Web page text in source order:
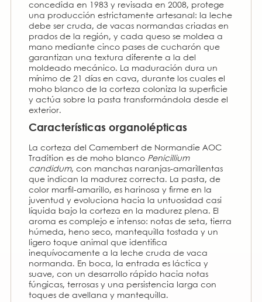
concedida en 1983 y revisada en 2008, protege
una producción estrictamente artesanal: la leche
debe ser cruda, de vacas normandas criadas en
prados de la región, y cada queso se moldea a
mano mediante cinco pases de cucharón que
garantizan una textura diferente a la del
moldeado mecánico. La maduración dura un
mínimo de 21 días en cava, durante los cuales el
moho blanco de la corteza coloniza la superficie
y actúa sobre la pasta transformándola desde el
exterior.
Características organolépticas
La corteza del Camembert de Normandie AOC
Tradition es de moho blanco Penicillium
candidum, con manchas naranjas-amarillentas
que indican la madurez correcta. La pasta, de
color marfil-amarillo, es harinosa y firme en la
juventud y evoluciona hacia la untuosidad casi
líquida bajo la corteza en la madurez plena. El
aroma es complejo e intenso: notas de seta, tierra
húmeda, heno seco, mantequilla tostada y un
ligero toque animal que identifica
inequívocamente a la leche cruda de vaca
normanda. En boca, la entrada es láctica y
suave, con un desarrollo rápido hacia notas
fúngicas, terrosas y una persistencia larga con
toques de avellana y mantequilla.